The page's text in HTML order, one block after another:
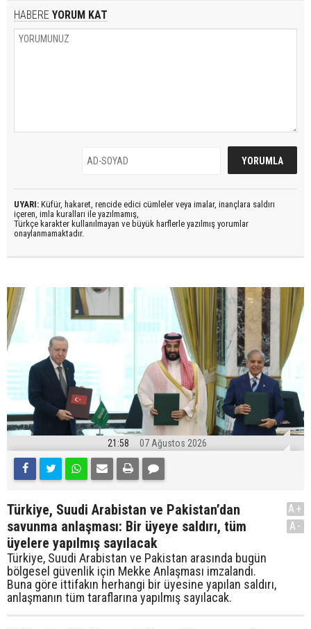
HABERE YORUM KAT
UYARI: Küfür, hakaret, rencide edici cümleler veya imalar, inançlara saldırı
içeren, imla kuralları ile yazılmamış,
Türkçe karakter kullanılmayan ve büyük harflerle yazılmış yorumlar
onaylanmamaktadır.
21:58 07 Ağustos 2026
Türkiye, Suudi Arabistan ve Pakistan’dan
savunma anlaşması: Bir üyeye saldırı, tüm
üyelere yapılmış sayılacak
Türkiye, Suudi Arabistan ve Pakistan arasında bugün
bölgesel güvenlik için Mekke Anlaşması imzalandı.
Buna göre ittifakın herhangi bir üyesine yapılan saldırı,
anlaşmanın tüm taraflarına yapılmış sayılacak.
A+
A-